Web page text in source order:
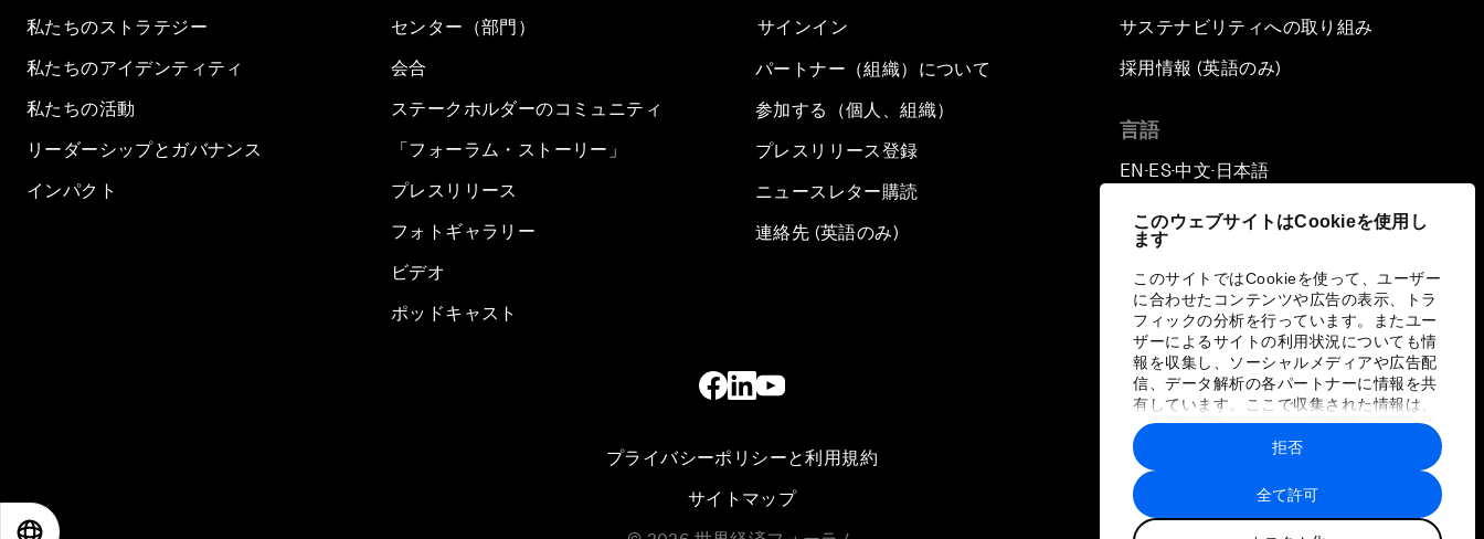
このウェブサイトはCookieを使用し
ます
このサイトではCookieを使って、ユーザー
に合わせたコンテンツや広告の表示、トラ
フィックの分析を行っています。またユー
ザーによるサイトの利用状況についても情
報を収集し、ソーシャルメディアや広告配
信、データ解析の各パートナーに情報を共
有しています。ここで収集された情報は、
ユーザーが各パートナーに提供した他の情
報や各パートナーのサービスを使用した際
に収集された情報と組み合わされ、各パー
トナーによって使用されることがありま
す。
全て許可
拒否
私たちのストラテジー
私たちのアイデンティティ
私たちの活動
リーダーシップとガバナンス
インパクト
センター（部門）
会合
ステークホルダーのコミュニティ
「フォーラム・ストーリー」
プレスリリース
フォトギャラリー
ビデオ
ポッドキャスト
サインイン
パートナー（組織）について
参加する（個人、組織）
プレスリリース登録
ニュースレター購読
連絡先 (英語のみ)
サステナビリティへの取り組み
採用情報 (英語のみ)
言語
EN ▪ ES▪中文▪ 日本語
プライバシーポリシーと利用規約
サイトマップ